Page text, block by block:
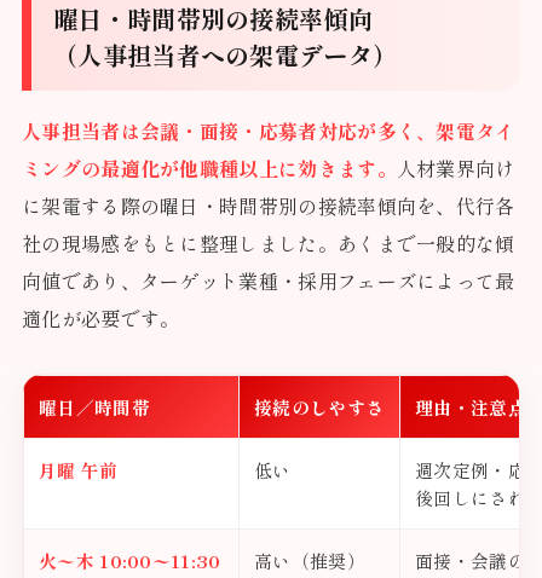
曜日・時間帯別の接続率傾向
（人事担当者への架電データ）
人事担当者は会議・面接・応募者対応が多く、架電タイ
ミングの最適化が他職種以上に効きます。 人材業界向け
に架電する際の曜日・時間帯別の接続率傾向を、代行各
社の現場感をもとに整理しました。あくまで一般的な傾
向値であり、ターゲット業種・採用フェーズによって最
適化が必要です。
曜日／時間帯 接続のしやすさ 理由・注意点
月曜 午前 低い
週次定例・応
後回しにされ
火〜木 10:00〜11:30 高い（推奨）
面接・会議の